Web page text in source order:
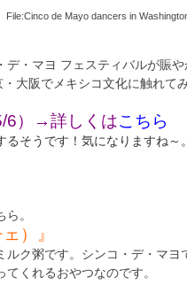
File:Cinco de Mayo dancers in
・マヨ フェスティバルが賑
大阪でメキシコ文化に触れて
6）→詳しくはこちら
そうです！気になりますね～。
。
）』
ク粥です。シンコ・デ・マヨ
くれるおやつなのです。